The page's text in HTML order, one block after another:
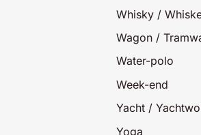
Whisky /
Wagon /
Water-polo
Week-end
Yacht /
Yoga